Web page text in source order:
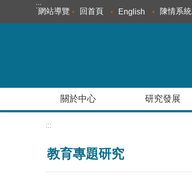
跳到主要內容區塊
:::
網站導覽 回首頁 English 陳情系統
關於中心 研究發展
:::
教育專題研究